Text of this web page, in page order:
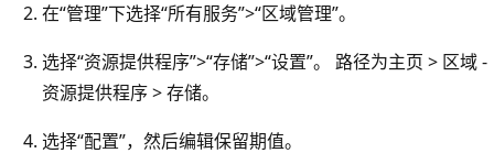
在“管理”下选择“所有服务”>“区域管理”。
选择“资源提供程序”>“存储”>“设置”。 路径为主页 > 区域 -
资源提供程序 > 存储。
选择“配置”，然后编辑保留期值。